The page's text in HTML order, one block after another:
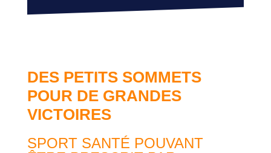
DES PETITS SOMMETS
POUR DE GRANDES
VICTOIRES
SPORT SANTÉ POUVANT